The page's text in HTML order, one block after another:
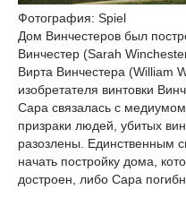
Фотография: Spiel
Дом Винчестеров был
Винчестер (Sarah
Вирта Винчестера (William
изобретателя винтовки
Сара связалась с
призраки людей, убитых
разозлены. Единственным
начать постройку дома,
достроен, либо Сара